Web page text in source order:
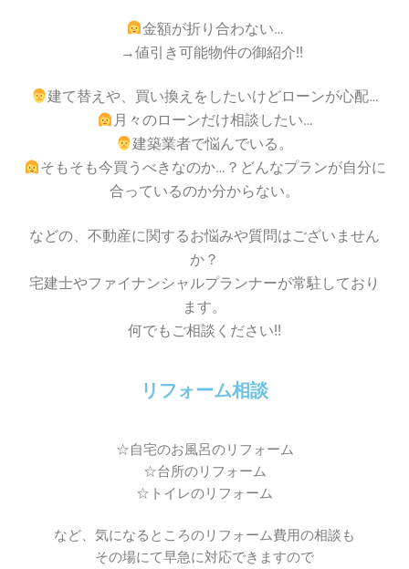
金額が折り合わない…
→値引き可能物件の御紹介!!
建て替えや、買い換えをしたいけどローンが心配…
月々のローンだけ相談したい…
建築業者で悩んでいる。
そもそも今買うべきなのか…？どんなプランが自分に
合っているのか分からない。
などの、不動産に関するお悩みや質問はございません
か？
宅建士やファイナンシャルプランナーが常駐しており
ます。
何でもご相談ください!!
リフォーム相談
☆自宅のお風呂のリフォーム
☆台所のリフォーム
☆トイレのリフォーム
など、気になるところのリフォーム費用の相談も
その場にて早急に対応できますので